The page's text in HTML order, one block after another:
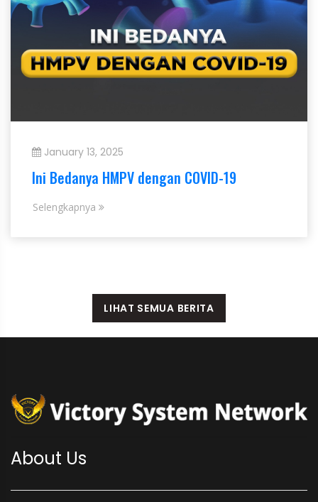
January 13, 2025
Ini Bedanya HMPV dengan COVID-19
Selengkapnya
LIHAT SEMUA BERITA
About Us